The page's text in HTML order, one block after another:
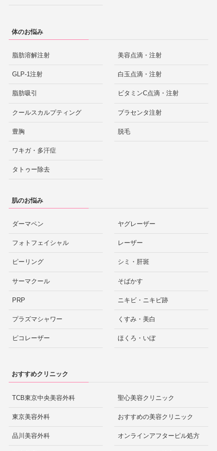
体のお悩み
脂肪溶解注射
GLP-1注射
脂肪吸引
クールスカルプティング
豊胸
ワキガ・多汗症
タトゥー除去
美容点滴・注射
白玉点滴・注射
ビタミンC点滴・注射
プラセンタ注射
脱毛
肌のお悩み
ダーマペン
フォトフェイシャル
ピーリング
サーマクール
PRP
プラズマシャワー
ピコレーザー
ヤグレーザー
レーザー
シミ・肝斑
そばかす
ニキビ・ニキビ跡
くすみ・美白
ほくろ・いぼ
おすすめクリニック
TCB東京中央美容外科
東京美容外科
品川美容外科
聖心美容クリニック
おすすめの美容クリニック
オンラインアフターピル処方